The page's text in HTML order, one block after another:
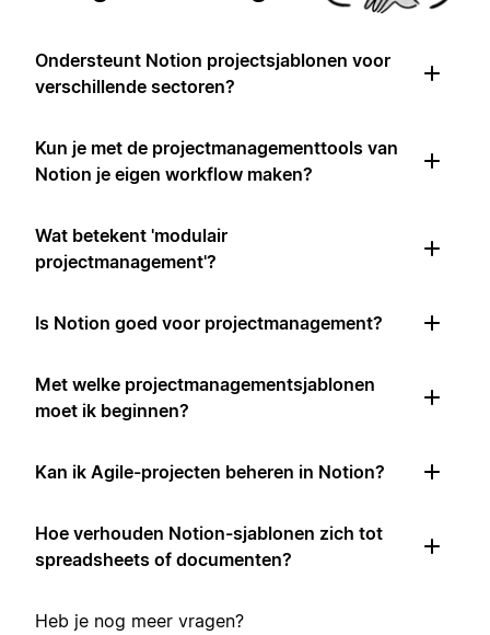
Ondersteunt Notion projectsjablonen voor
verschillende sectoren?
Kun je met de projectmanagementtools van
Notion je eigen workflow maken?
Wat betekent 'modulair
projectmanagement'?
Is Notion goed voor projectmanagement?
Met welke projectmanagementsjablonen
moet ik beginnen?
Kan ik Agile-projecten beheren in Notion?
Hoe verhouden Notion-sjablonen zich tot
spreadsheets of documenten?
Heb je nog meer vragen?